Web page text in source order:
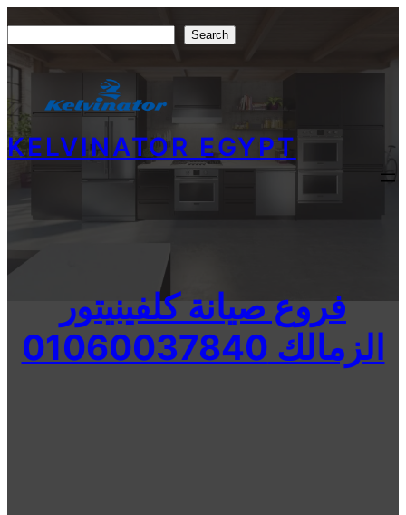
to
content
Search
KELVINATOR EGYPT
فروع صيانة كلفينيتور
الزمالك 01060037840